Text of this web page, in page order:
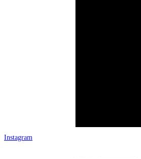
Instagram